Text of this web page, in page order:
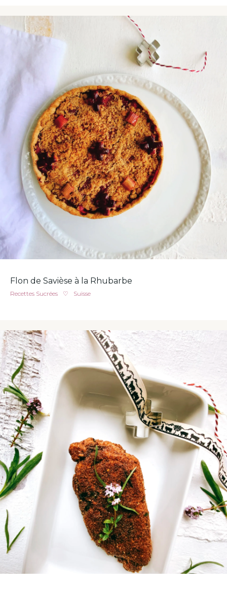
Flon de Savièse à la Rhubarbe
Recettes Sucrées ♡ Suisse